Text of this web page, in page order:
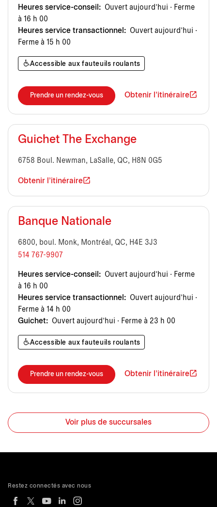
Heures service-conseil: Ouvert aujourd’hui · Ferme
à 16 h 00
Heures service transactionnel: Ouvert aujourd’hui ·
Ferme à 15 h 00
Accessible aux fauteuils roulants
Prendre un rendez-vous Obtenir l'itinéraire
Guichet The Exchange
6758 Boul. Newman, LaSalle, QC, H8N 0G5
Obtenir l'itinéraire
Banque Nationale
6800, boul. Monk, Montréal, QC, H4E 3J3
514 767-9907
Heures service-conseil: Ouvert aujourd’hui · Ferme
à 16 h 00
Heures service transactionnel: Ouvert aujourd’hui ·
Ferme à 14 h 00
Guichet: Ouvert aujourd’hui · Ferme à 23 h 00
Accessible aux fauteuils roulants
Prendre un rendez-vous Obtenir l'itinéraire
Voir plus de succursales
Restez connectés avec nous